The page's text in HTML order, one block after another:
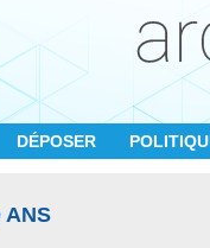
DÉPOSER
ANS